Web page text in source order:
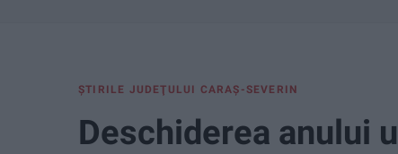
ŞTIRILE JUDEŢULUI CARAŞ-SEVERIN
Deschiderea anului